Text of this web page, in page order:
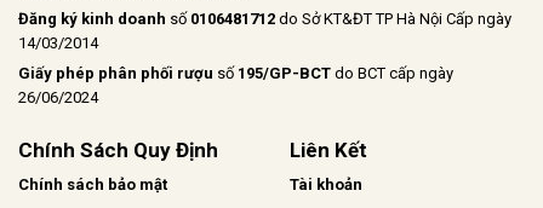
Đăng ký kinh doanh số 0106481712 do Sở KT&ĐT TP Hà Nội Cấp ngày
14/03/2014
Giấy phép phân phối rượu số 195/GP-BCT do BCT cấp ngày
26/06/2024
Chính Sách Quy Định
Chính sách bảo mật
Liên Kết
Tài khoản